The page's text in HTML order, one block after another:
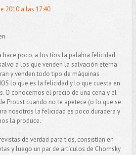
2010 a las 17:40
hace poco, a los tíos la palabra felicidad
a los que venden la salvación eterna
y venden todo tipo de máquinas
lo que es la felicidad y lo que cuesta en
O conocemos el precio de una cena y el
Proust cuando no te apetece (o lo que se
nosotros la felicidad es poco duradera y
la produce.
de verdad para tíos, consistían en
y luego un par de artículos de Chomsky